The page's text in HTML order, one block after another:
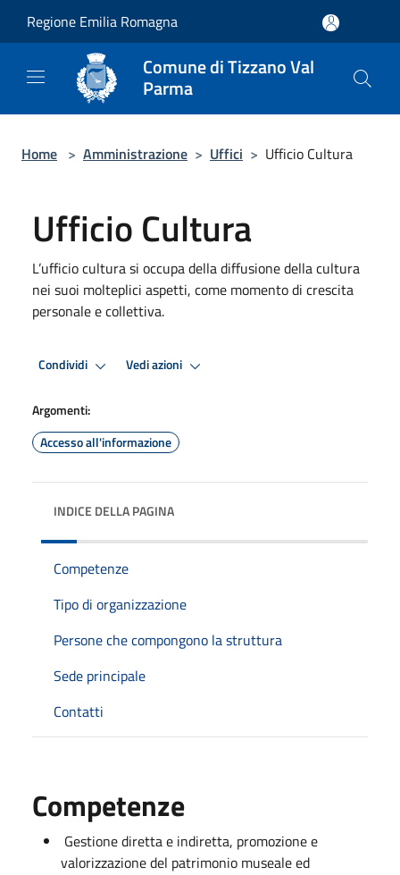
Regione Emilia Romagna
Comune di Tizzano Val
Parma
Home > Amministrazione > Uffici > Ufficio Cultura
Ufficio Cultura
L’ufficio cultura si occupa della diffusione della cultura
nei suoi molteplici aspetti, come momento di crescita
personale e collettiva.
Condividi Vedi azioni
Argomenti:
Accesso all'informazione
INDICE DELLA PAGINA
Competenze
Tipo di organizzazione
Persone che compongono la struttura
Sede principale
Contatti
Competenze
Gestione diretta e indiretta, promozione e
valorizzazione del patrimonio museale ed